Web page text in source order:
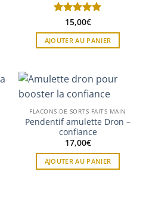
Note5sur
5
15,00€
AJOUTER AU PANIER
FLACONS DE SORTS FAITS MAIN
Pendentif amulette Dron –
confiance
17,00€
AJOUTER AU PANIER